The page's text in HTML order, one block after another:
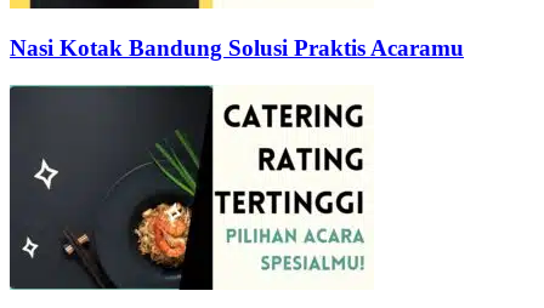
Nasi Kotak Bandung Solusi Praktis Acaramu